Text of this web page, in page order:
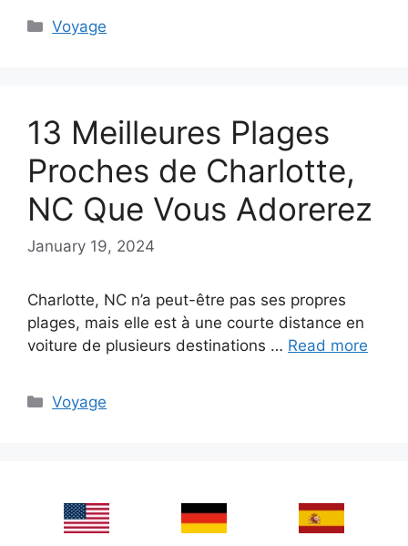
Categories
Voyage
13 Meilleures Plages
Proches de Charlotte,
NC Que Vous Adorerez
January 19, 2024
Charlotte, NC n’a peut-être pas ses propres
plages, mais elle est à une courte distance en
voiture de plusieurs destinations … Read more
Categories
Voyage